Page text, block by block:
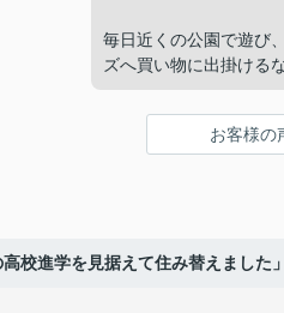
販売活動では、西宮北
ガーデンズ、医療機関
した。
と家族で話し合うよう
インフィニティエステ
投資家向けの販売方法
毎日近くの公園で遊び
ズへ買い物に出掛ける
年月が経ち、子どもが
お客様の
校進学を見据えて住み替えました